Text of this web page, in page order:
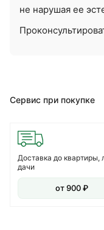
не нарушая ее
Сервис при покупке
Доставка до квартиры,
дачи
от 900 ₽